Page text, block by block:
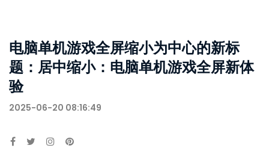
电脑单机游戏全屏缩小为中心的新标
题：居中缩小：电脑单机游戏全屏新体
验
2025-06-20 08:16:49